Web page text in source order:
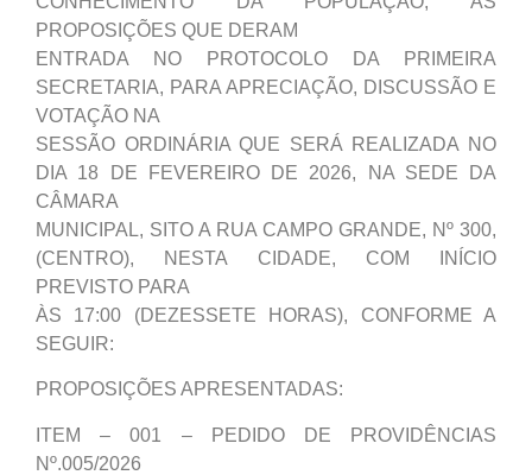
PROPOSIÇÕES QUE DERAM
ENTRADA NO PROTOCOLO DA PRIMEIRA
SECRETARIA, PARA APRECIAÇÃO, DISCUSSÃO E
VOTAÇÃO NA
SESSÃO ORDINÁRIA QUE SERÁ REALIZADA NO
DIA 18 DE FEVEREIRO DE 2026, NA SEDE DA
CÂMARA
MUNICIPAL, SITO A RUA CAMPO GRANDE, Nº 300,
(CENTRO), NESTA CIDADE, COM INÍCIO
PREVISTO PARA
ÀS 17:00 (DEZESSETE HORAS), CONFORME A
SEGUIR:
PROPOSIÇÕES APRESENTADAS:
ITEM – 001 – PEDIDO DE PROVIDÊNCIAS
Nº.005/2026